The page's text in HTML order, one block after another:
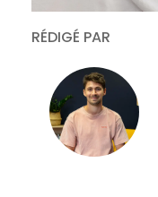
RÉDIGÉ PAR